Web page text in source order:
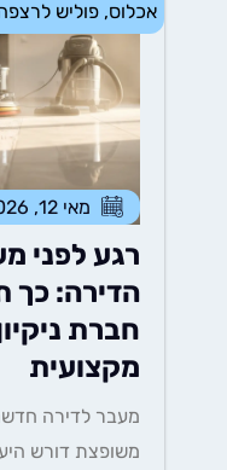
אכלוס,פוליש
מאי 12, 2026
רגע לפני
הדירה: כך
חברת
מקצועית
מעבר לדירה
משופצת דורש